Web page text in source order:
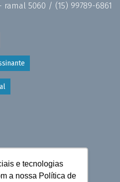
e tecnologias
a nossa Política de
ramal 5060 / (15) 99789-6861